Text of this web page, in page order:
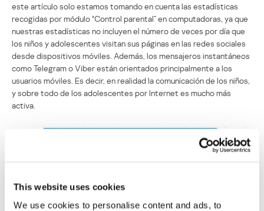
This website uses cookies
We use cookies to personalise content and ads, to
este artículo solo estamos tomando en cuenta las estadísticas
recogidas por módulo “Control parental” en computadoras, ya que
nuestras estadísticas no incluyen el número de veces por día que
los niños y adolescentes visitan sus páginas en las redes sociales
desde dispositivos móviles. Además, los mensajeros instantáneos
como Telegram o Viber están orientados principalmente a los
usuarios móviles. Es decir, en realidad la comunicación de los niños,
y sobre todo de los adolescentes por Internet es mucho más
activa.